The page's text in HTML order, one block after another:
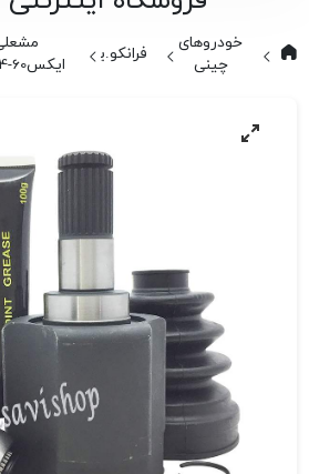
خودروهای
چینی
فرانکو.یلکن
ایکس60-24 خار کوتاه فرانکو